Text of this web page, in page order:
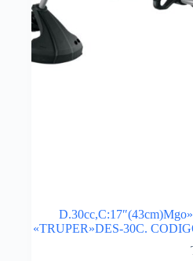
«TRUPER»DES-30C.